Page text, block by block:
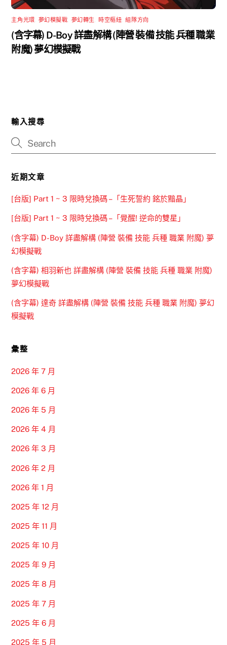
主角光環 夢幻模擬戰 夢幻轉生 時空樞紐 ,組隊方向
(含字幕) D-Boy 詳盡解構 (陣營 裝備 技能 兵種 職業
附魔) 夢幻模擬戰
輸入搜尋
近期文章
[台版] Part 1 ~ 3 限時兌換碼 –「生死誓約 銘於黯晶」
[台版] Part 1 ~ 3 限時兌換碼 –「覺醒! 逆命的雙星」
(含字幕) D-Boy 詳盡解構 (陣營 裝備 技能 兵種 職業 附魔) 夢
幻模擬戰
(含字幕) 相羽新也 詳盡解構 (陣營 裝備 技能 兵種 職業 附魔)
夢幻模擬戰
(含字幕) 達奇 詳盡解構 (陣營 裝備 技能 兵種 職業 附魔) 夢幻
模擬戰
彙整
2026 年 7 月
2026 年 6 月
2026 年 5 月
2026 年 4 月
2026 年 3 月
2026 年 2 月
2026 年 1 月
2025 年 12 月
2025 年 11 月
2025 年 10 月
2025 年 9 月
2025 年 8 月
2025 年 7 月
2025 年 6 月
2025 年 5 月